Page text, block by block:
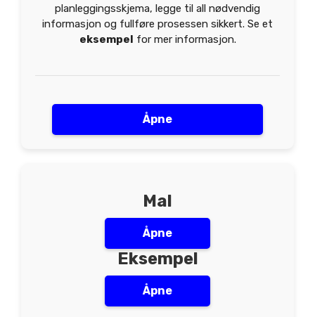
planleggingsskjema, legge til all nødvendig
informasjon og fullføre prosessen sikkert. Se et
eksempel for mer informasjon.
Åpne
Mal
Åpne
Eksempel
Åpne